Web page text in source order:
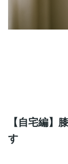
【自宅編】
す